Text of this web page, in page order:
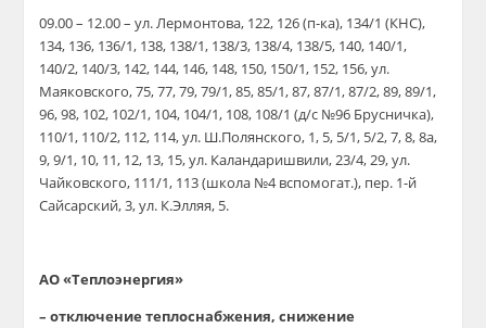
09.00 – 12.00 – ул. Лермонтова, 122, 126 (п-ка), 134/1 (КНС),
134, 136, 136/1, 138, 138/1, 138/3, 138/4, 138/5, 140, 140/1,
140/2, 140/3, 142, 144, 146, 148, 150, 150/1, 152, 156, ул.
Маяковского, 75, 77, 79, 79/1, 85, 85/1, 87, 87/1, 87/2, 89, 89/1,
96, 98, 102, 102/1, 104, 104/1, 108, 108/1 (д/с №96 Брусничка),
110/1, 110/2, 112, 114, ул. Ш.Полянского, 1, 5, 5/1, 5/2, 7, 8, 8а,
9, 9/1, 10, 11, 12, 13, 15, ул. Каландаришвили, 23/4, 29, ул.
Чайковского, 111/1, 113 (школа №4 вспомогат.), пер. 1-й
Сайсарский, 3, ул. К.Элляя, 5.
АО «Теплоэнергия»
– отключение теплоснабжения, снижение